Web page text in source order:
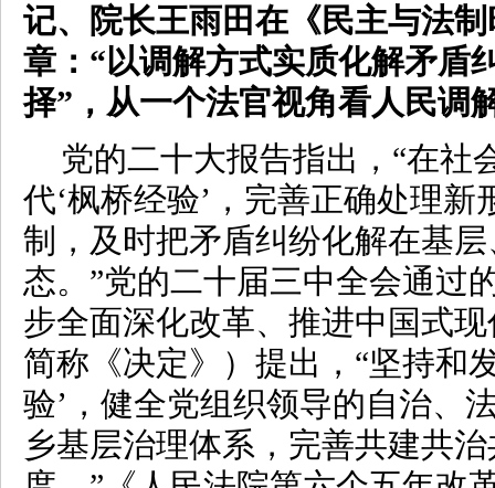
记、院长王雨田在《民主与法
章：“以调解方式实质化解矛盾
择”，从一个法官视角看人民调
党的二十大报告指出，“在社
代‘枫桥经验’，完善正确处理
制，及时把矛盾纠纷化解在基
态。”党的二十届三中全会通过
步全面深化改革、推进中国式
简称《决定》）提出，“坚持和
验’，健全党组织领导的自治、
乡基层治理体系，完善共建共